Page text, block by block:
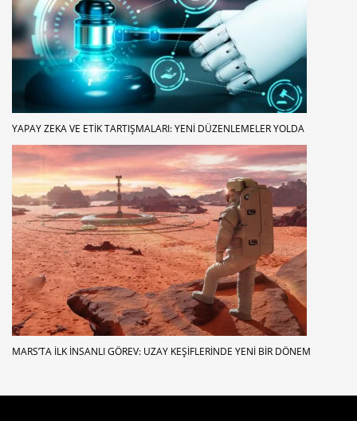
YAPAY ZEKA VE ETIK TARTIŞMALARI: YENI DÜZENLEMELER YOLDA
MARS’TA İLK İNSANLI GÖREV: UZAY KEŞIFLERINDE YENI BIR DÖNEM